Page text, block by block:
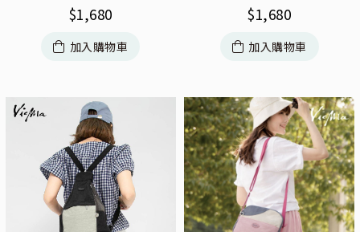
$1,680
加入購物車
$1,680
加入購物車